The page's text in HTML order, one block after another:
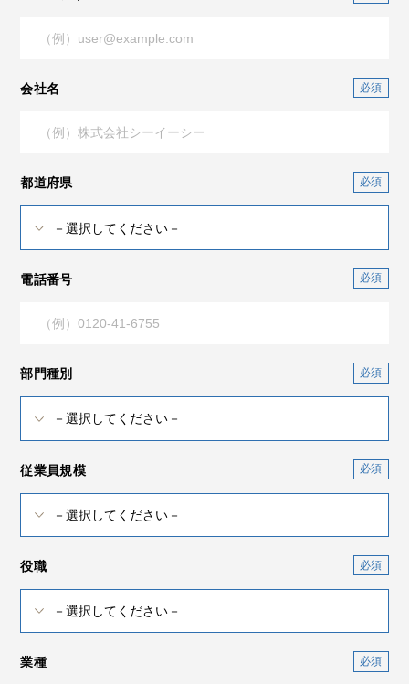
会社名
都道府県
電話番号
部門種別
従業員規模
役職
業種